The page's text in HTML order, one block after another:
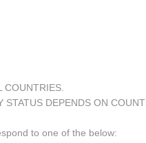
COUNTRIES.
STATUS DEPENDS ON
to one of the below: